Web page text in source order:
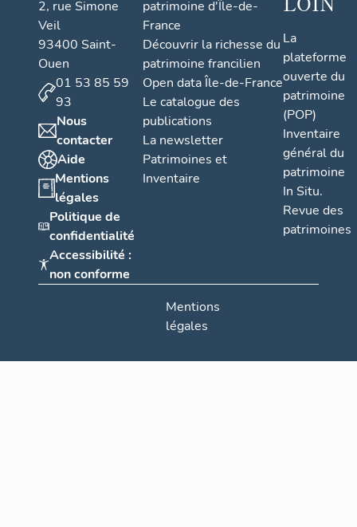
2, rue Simone
Veil
93400 Saint-
Ouen
01 53 85 59
93
Nous
contacter
Aide
Mentions
légales
Politique de
confidentialité
Accessibilité :
non conforme
patrimoine d'Île-de-
France
Découvrir la richesse du
patrimoine francilien
Open data Île-de-France
Le catalogue des
publications
La newsletter
Patrimoines et
Inventaire
La
plateforme
ouverte du
patrimoine
(POP)
Inventaire
général du
patrimoine
In Situ.
Revue des
patrimoines
Mentions
légales